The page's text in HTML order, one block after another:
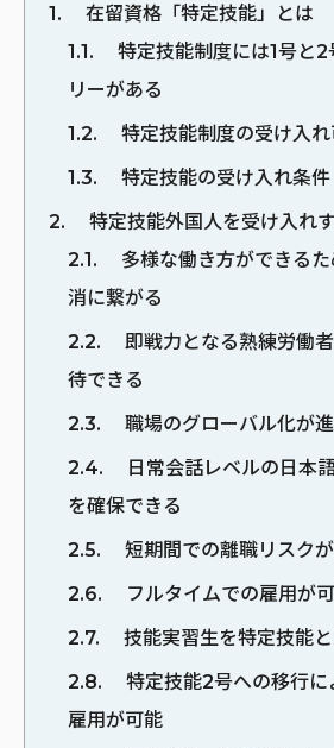
1
在留資格「特定技能」とは
1.1
特定技能制度には1号と
リーがある
1.2
特定技能制度の受け入
1.3
特定技能の受け入れ条件
2
特定技能外国人を受け入れ
2.1
多様な働き方ができる
消に繋がる
2.2
即戦力となる熟練労働
待できる
2.3
職場のグローバル化が
2.4
日常会話レベルの日本
を確保できる
2.5
短期間での離職リスク
2.6
フルタイムでの雇用が
2.7
技能実習生を特定技能
2.8
特定技能2号への移行に
雇用が可能